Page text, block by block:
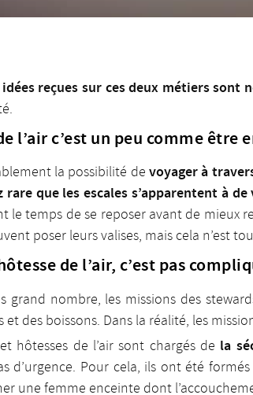
reçues sur ces deux métiers sont
l’air c’est un peu comme être
la possibilité de voyager à
rare que les escales s’apparentent à de
le temps de se reposer avant de mieux
poser leurs valises, mais cela n’est
de l’air, c’est pas
grand nombre, les missions des
des boissons. Dans la réalité, les
hôtesses de l’air sont chargés de la
d’urgence. Pour cela, ils ont été
une femme enceinte dont